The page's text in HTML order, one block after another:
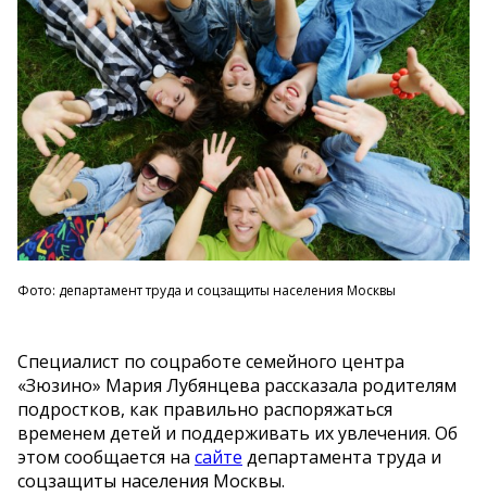
Фото: департамент труда и соцзащиты населения Москвы
Специалист по соцработе семейного центра
«Зюзино» Мария Лубянцева рассказала родителям
подростков, как правильно распоряжаться
временем детей и поддерживать их увлечения. Об
этом сообщается на сайте департамента труда и
соцзащиты населения Москвы.